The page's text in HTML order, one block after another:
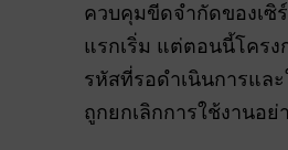
ควบคุมขีดจำกัดของเซิ
แรกเริ่ม แต่ตอนนี้โครง
รหัสที่รอดำเนินการแล
ถูกยกเลิกการใช้งานอย่